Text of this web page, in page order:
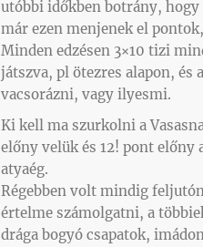
utóbbi időkben botrány,
már ezen menjenek el
Minden edzésen 3×10 tizi
játszva, pl ötezres alapon, és
vacsorázni, vagy ilyesmi.
Ki kell ma szurkolni a
előny velük és 12! pont
atyaég.
Régebben volt mindig
értelme számolgatni, a
drága bogyó csapatok,